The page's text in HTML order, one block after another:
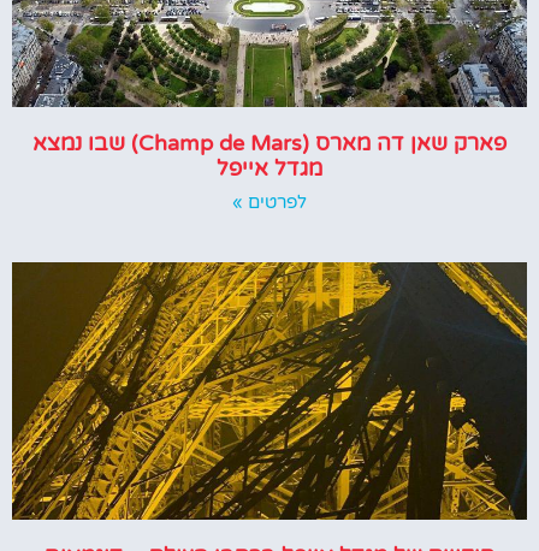
פארק שאן דה מארס (Champ de Mars) שבו נמצא
מגדל אייפל
לפרטים »